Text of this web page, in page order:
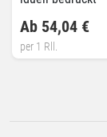
Ab 54,04 €
per 1 Rll.